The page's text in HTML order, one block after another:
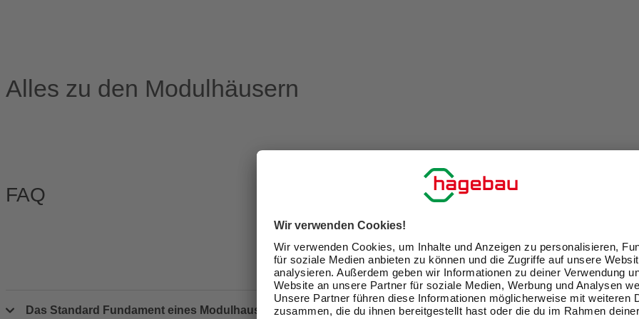
Alles zu den Modulhäusern
FAQ
Das Standard Fundament eines Modulhauses besteht aus einem Schraubfundament: Bieten ein